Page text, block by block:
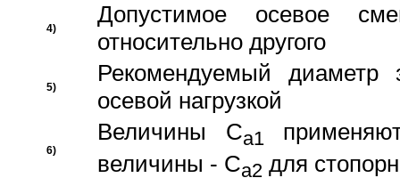
4)
Допустимое осевое
относительно другого
5)
Рекомендуемый диаметр
осевой нагрузкой
6)
Величины Ca1
величины - Ca2 для